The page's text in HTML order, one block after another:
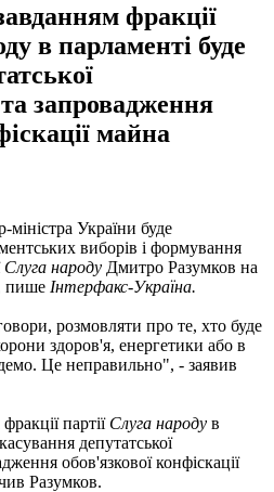
фракції
в парламенті буде
запровадження
майна
України буде
виборів і формування
Слуга народу Дмитро Разумков на
пише Інтерфакс-Україна.
розмовляти про те, хто буде
здоров'я, енергетики або в
Це неправильно", - заявив
партії Слуга народу в
депутатської
обов'язкової конфіскації
Разумков.